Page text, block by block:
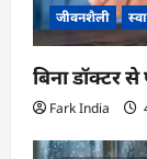
जीवनशैली
बिना डॉक्टर
Fark India